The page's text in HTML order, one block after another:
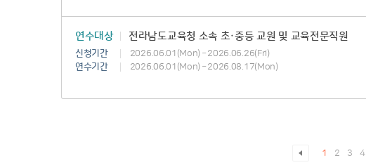
연수대상 전라남도교육청 소속 초·중등 교원 및 교육전문직원
신청기간
2026.06.01(Mon) – 2026.06.26(Fri)
연수기간
2026.06.01(Mon) – 2026.08.17(Mon)
1 2 3 4